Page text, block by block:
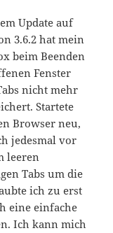
Update auf
3.6.2 hat mein
beim Beenden
Fenster
nicht mehr
Startete
Browser neu,
jedesmal vor
leeren
Tabs um die
ich zu erst
eine einfache
Ich kann mich